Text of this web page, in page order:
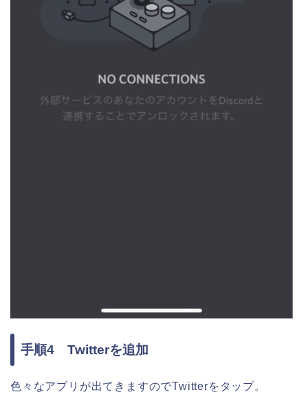
手順4 Twitterを追加
色々なアプリが出てきますのでTwitterをタップ。